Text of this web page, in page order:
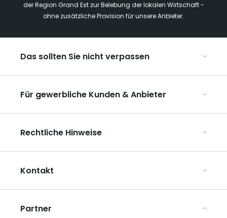
der Region Grand Est zur Belebung der lokalen Wirtschaft -
ohne zusätzliche Provision für unsere Anbieter.
Das sollten Sie nicht verpassen
Die Weihnachtsmärkte im Grand Est
Ribeauvillé, zwischen Weinbergen und Bergen
Unsere UNESCO-Welterbestätten
Für gewerbliche Kunden & Anbieter
Organisieren Sie Ihre Gruppenreisen
ART GE kennenlernen
Mediaroom
Rechtliche Hinweise
Datenschutzbestimmungen
Rechtliche Hinweise
Kontakt
Partner